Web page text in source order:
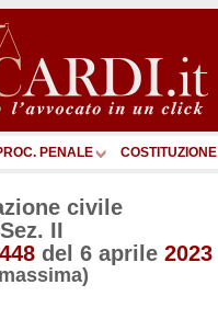
PENALE COSTITUZIONE
civile
Sez. II
del 6 aprile 2023